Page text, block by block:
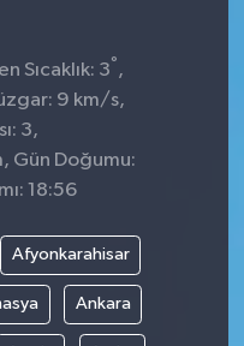
Sıcaklık: 3° ,
9 km/s,
3,
Gün Doğumu:
18:56
Afyonkarahisar
Ankara